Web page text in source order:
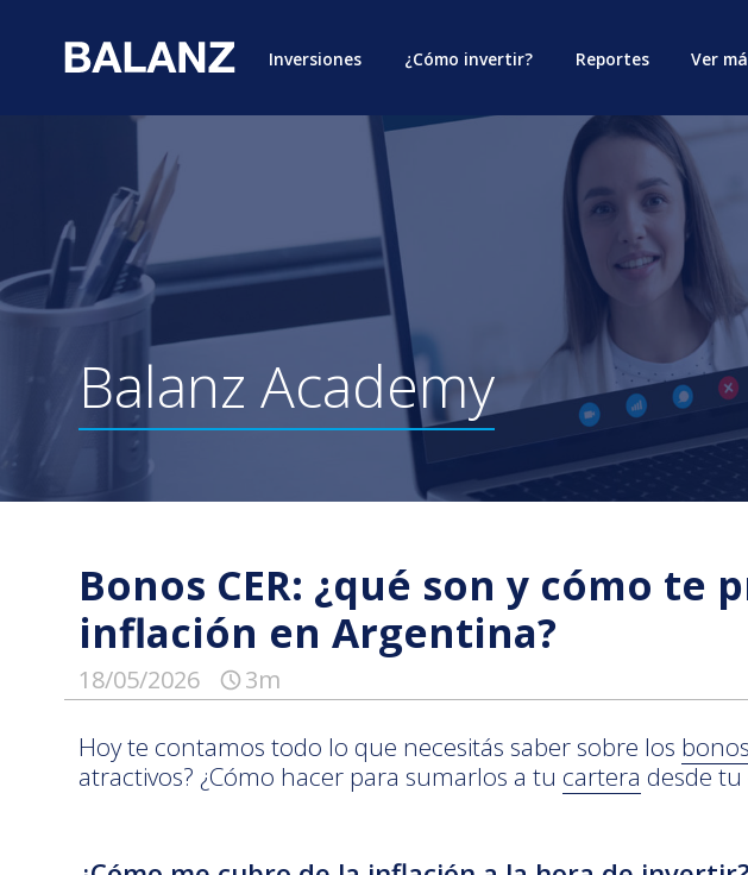
Inversiones ¿Cómo invertir? Reportes Ver
Balanz Academy
Bonos CER: ¿qué son y cómo te
inflación en Argentina?
18/05/2026 3m
Hoy te contamos todo lo que necesitás saber sobre los bonos
atractivos? ¿Cómo hacer para sumarlos a tu cartera desde